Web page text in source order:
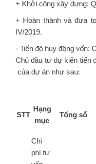
+ Khởi công xây dựng:
+ Hoàn thành và đưa
IV/2019.
- Tiến độ huy động vốn:
Chủ đầu tư dự kiến tiến
của dự án như sau:
STT
Hạng
mục
Tổng số
Chi
phí tư